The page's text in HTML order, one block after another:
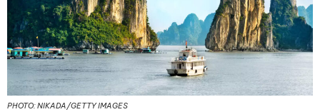
PHOTO: NIKADA/GETTY IMAGES